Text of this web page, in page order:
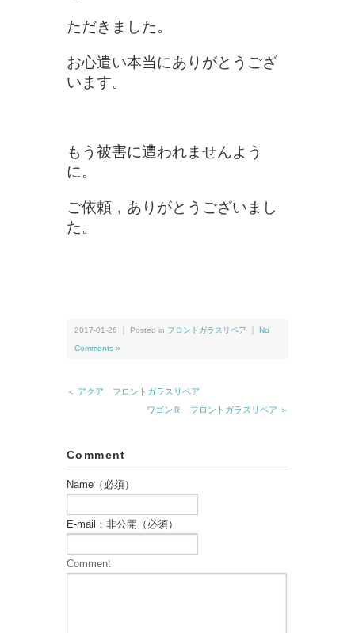
ただきました。
お心遣い本当にありがとうござ
います。
もう被害に遭われませんよう
に。
ご依頼，ありがとうございまし
た。
2017-01-26 ｜ Posted in フロントガラスリペア No
Comments »
＜ アクア フロントガラスリペア
ワゴンＲ フロントガラスリペア ＞
Comment
Name（必須）
E-mail：非公開（必須）
Comment